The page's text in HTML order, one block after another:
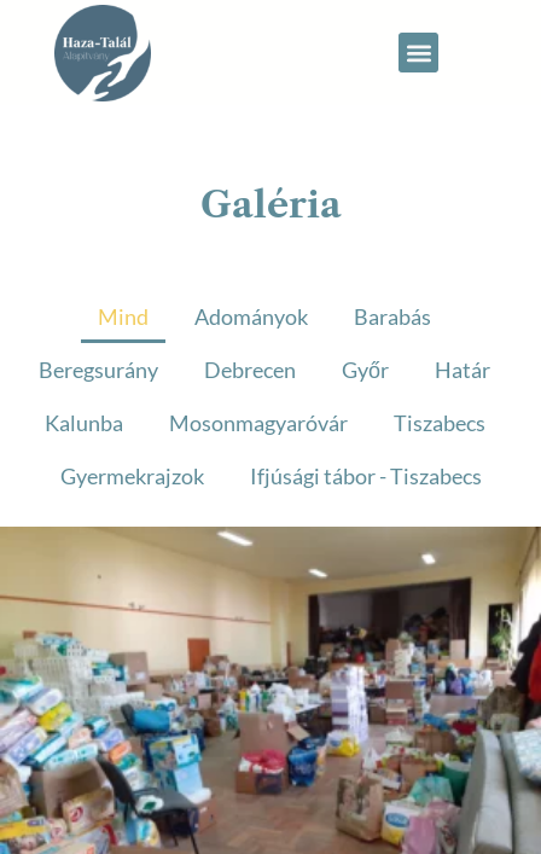
Galéria
Mind Adományok
Barabás
Beregsurány
Debrecen Győr
Határ
Kalunba
Mosonmagyaróvár
Tiszabecs
Gyermekrajzok
Ifjúsági tábor - Tiszabecs